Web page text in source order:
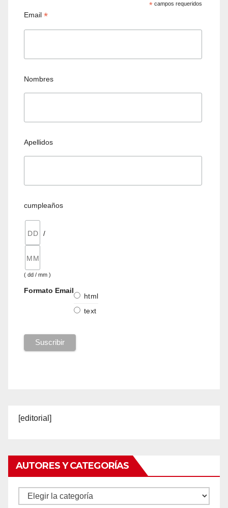
* campos requeridos
Email*
Nombres
Apellidos
cumpleaños
/
( dd / mm )
Formato Email
html
text
[editorial]
AUTORES Y CATEGORÍAS
Autores